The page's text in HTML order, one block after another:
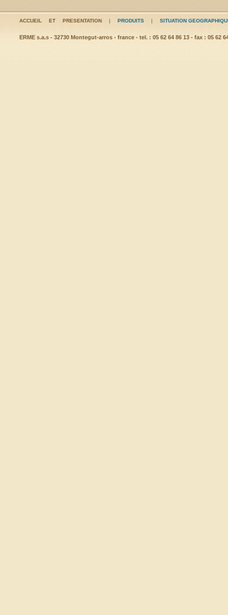
ACCUEIL ET PRESENTATION | PRODUITS | SITUATION
ERME s.a.s - 32730 Montegut-arros - france - tel. : 05 62 64 86 13 - fax : 05 62